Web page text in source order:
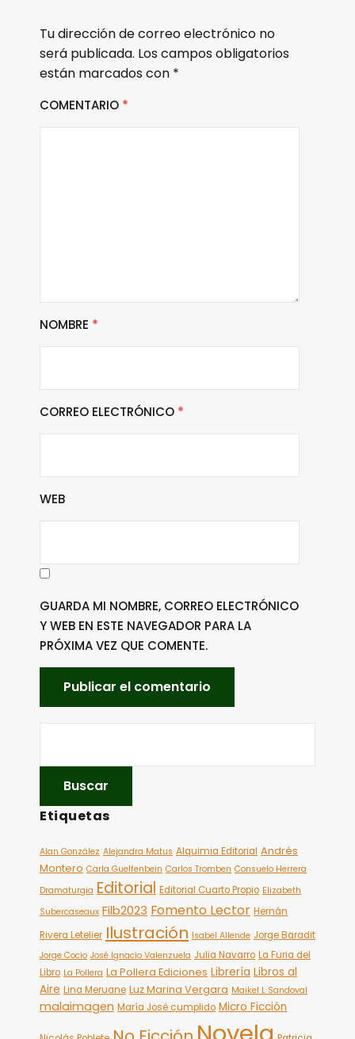
Tu dirección de correo electrónico no
será publicada. Los campos obligatorios
están marcados con *
COMENTARIO *
NOMBRE *
CORREO ELECTRÓNICO *
WEB
GUARDA MI NOMBRE, CORREO ELECTRÓNICO
Y WEB EN ESTE NAVEGADOR PARA LA
PRÓXIMA VEZ QUE COMENTE.
Etiquetas
Alan González Alejandra Matus Alquimia Editorial Andrés
Montero Carla Guelfenbein Carlos Tromben Consuelo Herrera
Dramaturgia Editorial Editorial Cuarto Propio Elizabeth
Subercaseaux Filb2023 Fomento Lector Hernán
Rivera Letelier Ilustración Isabel Allende Jorge Baradit
Jorge Cocio José Ignacio Valenzuela Julia Navarro La Furia del
Libro La Pollera La Pollera Ediciones Librería Libros al
Aire Lina Meruane Luz Marina Vergara Maikel L Sandoval
malaimagen María José cumplido Micro Ficción